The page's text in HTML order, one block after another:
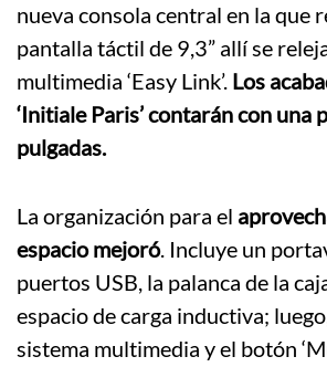
nueva consola central en la que
pantalla táctil de 9,3” allí se
multimedia ‘Easy Link’. Los
‘Initiale Paris’ contarán con una
pulgadas.
La organización para el
espacio mejoró. Incluye un
puertos USB, la palanca de la
espacio de carga inductiva;
sistema multimedia y el botón